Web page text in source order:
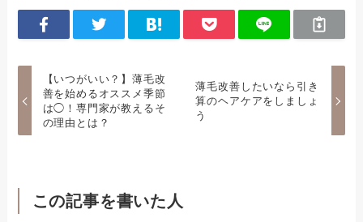
【いつがいい？】薄毛改
善を始めるオススメ季節
は◯！専門家が教えるそ
の理由とは？
薄毛改善したいなら引き
算のヘアケアをしましょ
う
この記事を書いた人